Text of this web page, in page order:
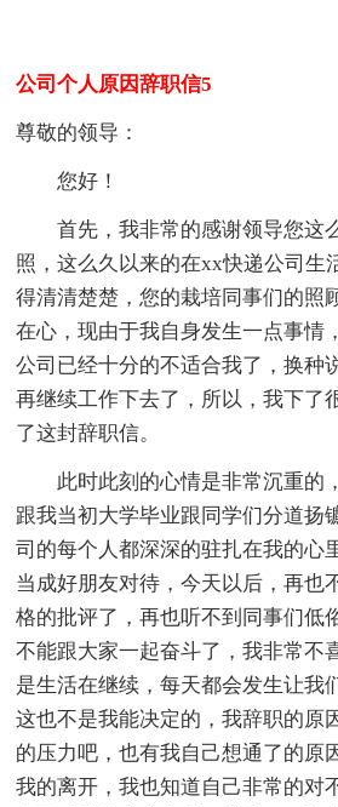
公司个人原因辞职信5
尊敬的领导：
您好！
首先，我非常的感谢领导您这
照，这么久以来的在xx快递公司生
得清清楚楚，您的栽培同事们的照
在心，现由于我自身发生一点事情
公司已经十分的不适合我了，换种
再继续工作下去了，所以，我下了
了这封辞职信。
此时此刻的心情是非常沉重的
跟我当初大学毕业跟同学们分道扬
司的每个人都深深的驻扎在我的心
当成好朋友对待，今天以后，再也
格的批评了，再也听不到同事们低
不能跟大家一起奋斗了，我非常不
是生活在继续，每天都会发生让我
这也不是我能决定的，我辞职的原
的压力吧，也有我自己想通了的原
我的离开，我也知道自己非常的对